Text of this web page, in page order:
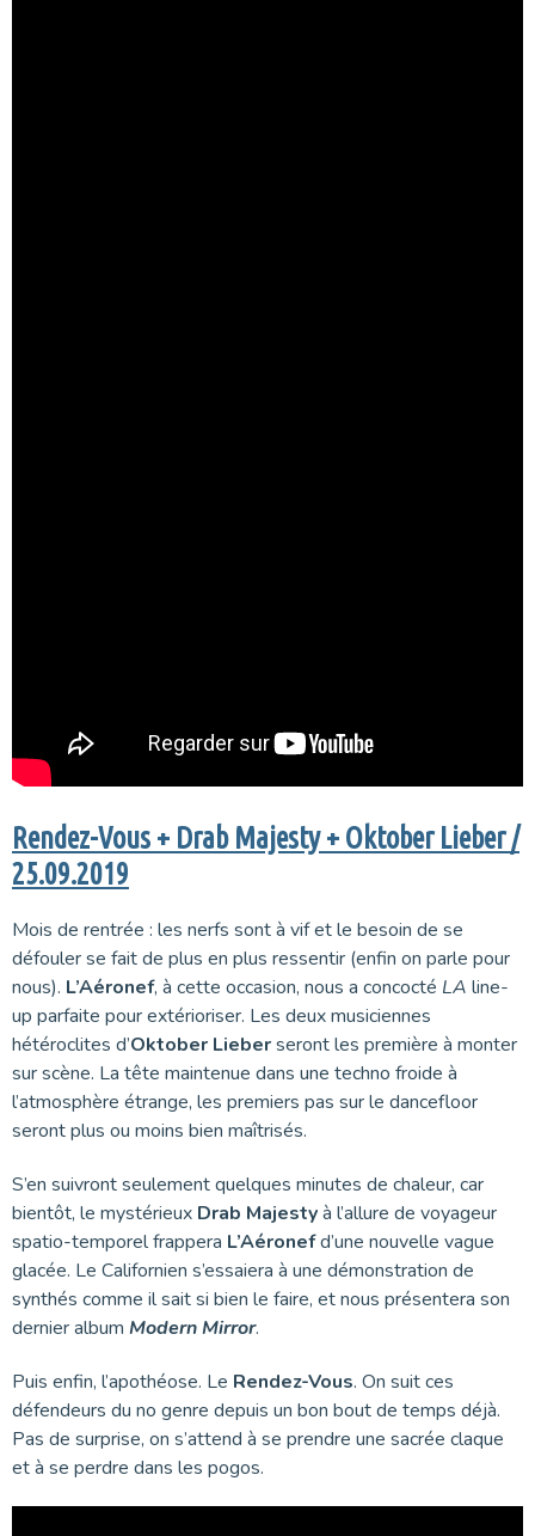
Rendez-Vous + Drab Majesty + Oktober Lieber /
25.09.2019
Mois de rentrée : les nerfs sont à vif et le besoin de se
défouler se fait de plus en plus ressentir (enfin on parle pour
nous). L’Aéronef, à cette occasion, nous a concocté LA line-
up parfaite pour extérioriser. Les deux musiciennes
hétéroclites d’Oktober Lieberseront les première à monter
sur scène. La tête maintenue dans une techno froide à
l’atmosphère étrange, les premiers pas sur le dancefloor
seront plus ou moins bien maîtrisés.
S’en suivront seulement quelques minutes de chaleur, car
bientôt, le mystérieux Drab Majestyà l’allure de voyageur
spatio-temporel frappera L’Aéronefd’une nouvelle vague
glacée. Le Californien s’essaiera à une démonstration de
synthés comme il sait si bien le faire, et nous présentera son
dernier album Modern Mirror.
Puis enfin, l’apothéose. Le Rendez-Vous. On suit ces
défendeurs du no genre depuis un bon bout de temps déjà.
Pas de surprise, on s’attend à se prendre une sacrée claque
et à se perdre dans les pogos.